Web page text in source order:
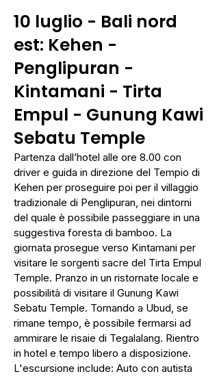
10 luglio - Bali nord
est: Kehen -
Penglipuran -
Kintamani - Tirta
Empul - Gunung Kawi
Sebatu Temple
Partenza dall’hotel alle ore 8.00 con
driver e guida in direzione del Tempio di
Kehen per proseguire poi per il villaggio
tradizionale di Penglipuran, nei dintorni
del quale è possibile passeggiare in una
suggestiva foresta di bamboo. La
giornata prosegue verso Kintamani per
visitare le sorgenti sacre del Tirta Empul
Temple. Pranzo in un ristornate locale e
possibilità di visitare il Gunung Kawi
Sebatu Temple. Tornando a Ubud, se
rimane tempo, è possibile fermarsi ad
ammirare le risaie di Tegalalang. Rientro
in hotel e tempo libero a disposizione.
L'escursione include: Auto con autista